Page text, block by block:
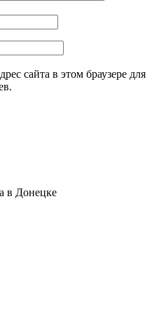
сайта в этом браузере для
в Донецке